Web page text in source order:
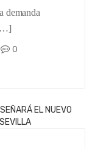
demanda
0